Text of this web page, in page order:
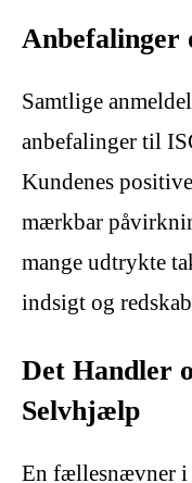
Anbefalinger
Samtlige
anbefalinger til
Kundenes
mærkbar
mange udtrykte
indsigt og
Det Handler
Selvhjælp
En fællesnævner i